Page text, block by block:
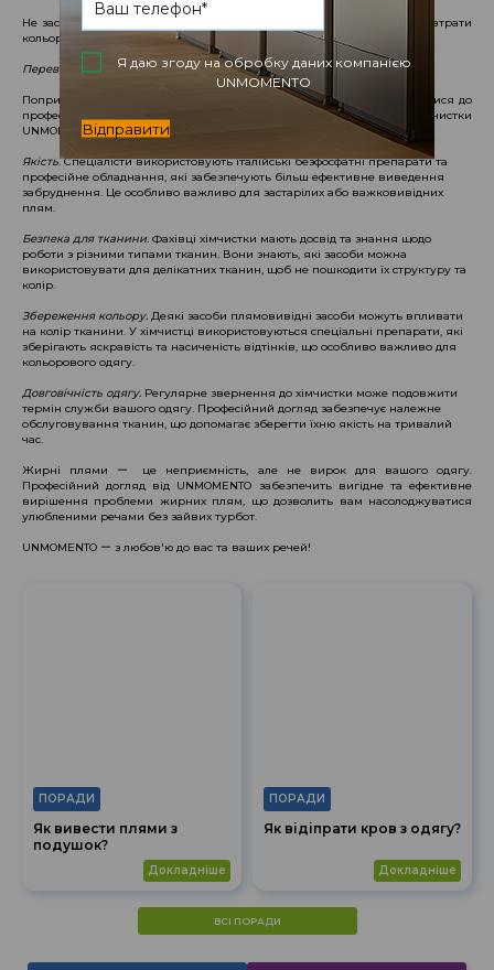
Не застосовуйте гарячу воду для кольорових тканин, щоб уникнути втрати
кольору.
Переваги хімчистки
Попри велику кількість домашніх методів, ми рекомендуємо звернутися до
професійної хімчистки для виведення жирних плям. Переваги хімчистки
UNMOMENTO:
Якість. Спеціалісти використовують італійські безфосфатні препарати та
професійне обладнання, які забезпечують більш ефективне виведення
забруднення. Це особливо важливо для застарілих або важковивідних
плям.
Безпека для тканини. Фахівці хімчистки мають досвід та знання щодо
роботи з різними типами тканин. Вони знають, які засоби можна
використовувати для делікатних тканин, щоб не пошкодити їх структуру та
колір.
Збереження кольору. Деякі засоби плямовивідні засоби можуть впливати
на колір тканини. У хімчистці використовуються спеціальні препарати, які
зберігають яскравість та насиченість відтінків, що особливо важливо для
кольорового одягу.
Довговічність одягу. Регулярне звернення до хімчистки може подовжити
термін служби вашого одягу. Професійний догляд забезпечує належне
обслуговування тканин, що допомагає зберегти їхню якість на тривалий
час.
Жирні плями ー це неприємність, але не вирок для вашого одягу.
Професійний догляд від UNMOMENTO забезпечить вигідне та ефективне
вирішення проблеми жирних плям, що дозволить вам насолоджуватися
улюбленими речами без зайвих турбот.
UNMOMENTO ー з любов'ю до вас та ваших речей!
ПОРАДИ
Як вивести плями з
подушок?
докладніше
ПОРАДИ
Як відіпрати кров з одягу?
докладніше
ВСІ ПОРАДИ
Я даю згоду на обробку даних компанією
UNMOMENTO
Відправити